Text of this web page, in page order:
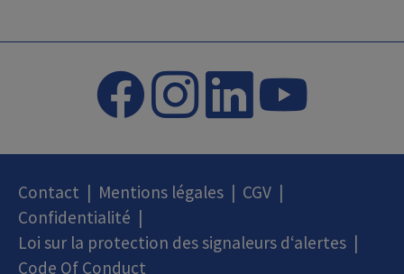
Contact Mentions légales CGV
Confidentialité
Loi sur la protection des signaleurs d‘alertes
Code Of Conduct